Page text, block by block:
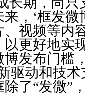
，‘框发微
视频等内
更好地实
发布门槛
驱动和技
了“发微”